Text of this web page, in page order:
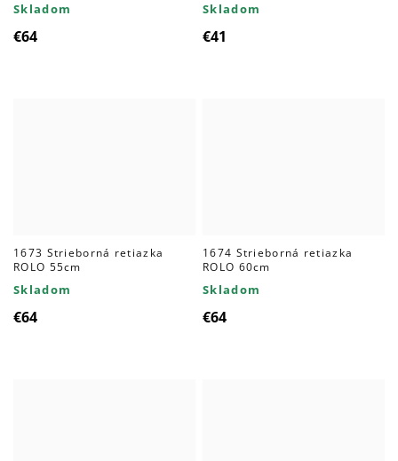
Skladom
€64
Skladom
€41
1673 Strieborná retiazka
ROLO 55cm
Skladom
€64
1674 Strieborná retiazka
ROLO 60cm
Skladom
€64